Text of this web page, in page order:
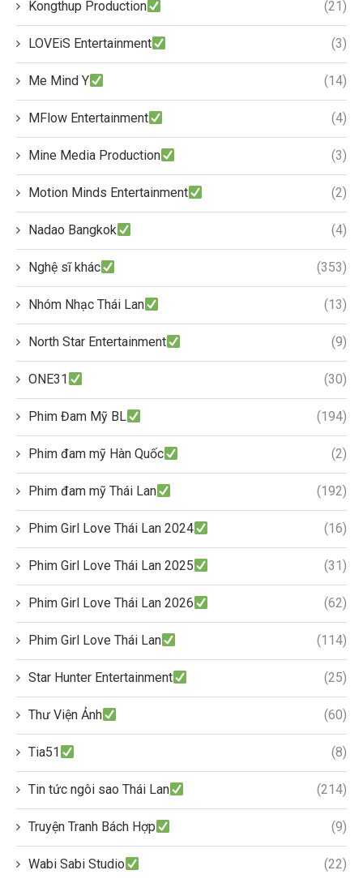
Kongthup Production (21)
LOVEiS Entertainment (3)
Me Mind Y (14)
MFlow Entertainment (4)
Mine Media Production (3)
Motion Minds Entertainment (2)
Nadao Bangkok (4)
Nghệ sĩ khác (353)
Nhóm Nhạc Thái Lan (13)
North Star Entertainment (9)
ONE31 (30)
Phim Đam Mỹ BL (194)
Phim đam mỹ Hàn Quốc (2)
Phim đam mỹ Thái Lan (192)
Phim Girl Love Thái Lan 2024 (16)
Phim Girl Love Thái Lan 2025 (31)
Phim Girl Love Thái Lan 2026 (62)
Phim Girl Love Thái Lan (114)
Star Hunter Entertainment (25)
Thư Viện Ảnh (60)
Tia51 (8)
Tin tức ngôi sao Thái Lan (214)
Truyện Tranh Bách Hợp (9)
Wabi Sabi Studio (22)